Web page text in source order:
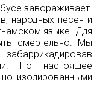
завораживает.
народных песен и
языке. Для
смертельно. Мы
Но настоящее
изолированными